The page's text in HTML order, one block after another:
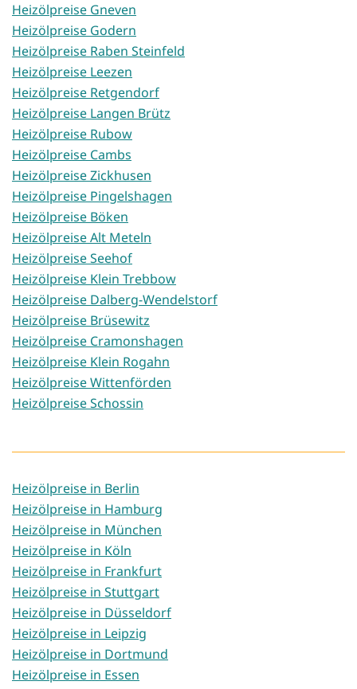
Heizölpreise Gneven
Heizölpreise Godern
Heizölpreise Raben Steinfeld
Heizölpreise Leezen
Heizölpreise Retgendorf
Heizölpreise Langen Brütz
Heizölpreise Rubow
Heizölpreise Cambs
Heizölpreise Zickhusen
Heizölpreise Pingelshagen
Heizölpreise Böken
Heizölpreise Alt Meteln
Heizölpreise Seehof
Heizölpreise Klein Trebbow
Heizölpreise Dalberg-Wendelstorf
Heizölpreise Brüsewitz
Heizölpreise Cramonshagen
Heizölpreise Klein Rogahn
Heizölpreise Wittenförden
Heizölpreise Schossin
Heizölpreise in Berlin
Heizölpreise in Hamburg
Heizölpreise in München
Heizölpreise in Köln
Heizölpreise in Frankfurt
Heizölpreise in Stuttgart
Heizölpreise in Düsseldorf
Heizölpreise in Leipzig
Heizölpreise in Dortmund
Heizölpreise in Essen